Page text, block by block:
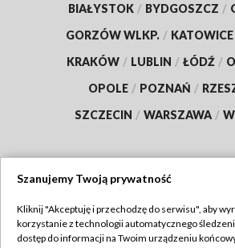
BIAŁYSTOK / BYDGOSZCZ /
GORZÓW WLKP. / KATOWICE
KRAKÓW / LUBLIN / ŁÓDŹ /
OPOLE / POZNAŃ /
SZCZECIN / WARSZAWA /
TVP
Szanujemy Twoją prywatność
Kliknij "Akceptuję i przechodzę do serwisu", aby
korzystanie z technologii automatycznego
dostęp do informacji na Twoim urządzeniu